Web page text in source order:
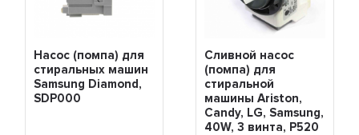
Насос (помпа) для
стиральных машин
Samsung Diamond,
SDР000
Сливной насос
(помпа) для
стиральной
машины Ariston,
Candy, LG, Samsung,
40W, 3 винта, Р520